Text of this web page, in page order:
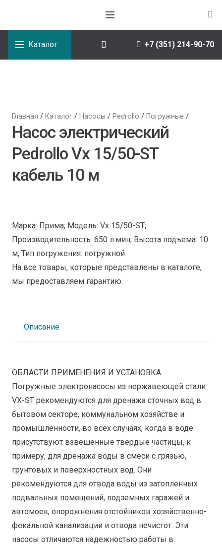
Каталог +7 (351) 214-90-70
Главная / Каталог / Насосы / Pedrollo / Погружные /
Насос электрический
Pedrollo Vx 15/50-ST
кабель 10 м
Марка: Прима; Модель: Vx 15/50-ST;
Производительность: 650 л.мин; Высота подъема: 10
м; Тип погружения: погружной
На все товары, которые представлены в каталоге,
мы предоставляем гарантию.
Описание
ОБЛАСТИ ПРИМЕНЕНИЯ И УСТАНОВКА
Погружные электронасосы из нержавеющей стали
VX-ST рекомендуются для дренажа сточных вод в
бытовом секторе, коммунальном хозяйстве и
промышленности, во всех случаях, когда в воде
присутствуют взвешенные твердые частицы, к
примеру, для дренажа воды в смеси с грязью,
грунтовых и поверхностных вод. Они
рекомендуются для отвода воды из затопленных
подвальных помещений, подземных гаражей и
автомоек, опорожнения отстойников хозяйственно-
фекальной канализации и отвода нечистот. Эти
насосы отличаются надежностью работы в